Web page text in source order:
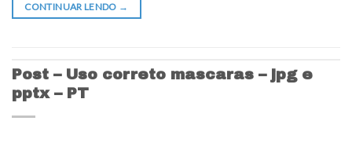
CONTINUAR LENDO →
Post – Uso correto mascaras – jpg e
pptx – PT